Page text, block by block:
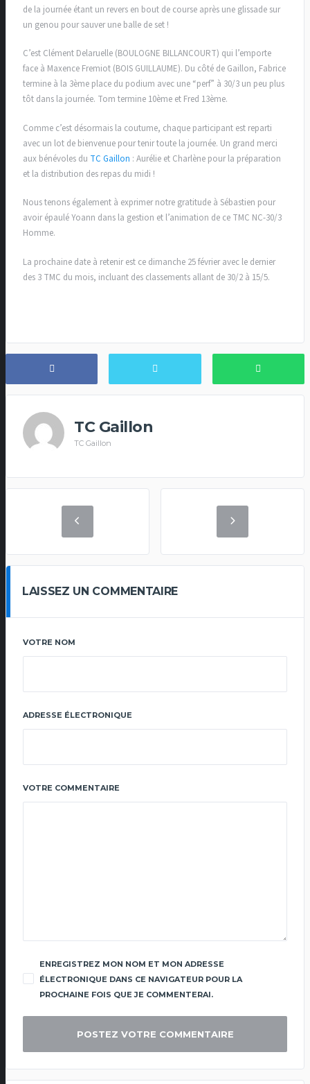
de la journée étant un revers en bout de course après une glissade sur
un genou pour sauver une balle de set !
C’est Clément Delaruelle (BOULOGNE BILLANCOURT) qui l’emporte
face à Maxence Fremiot (BOIS GUILLAUME). Du côté de Gaillon, Fabrice
termine à la 3ème place du podium avec une “perf” à 30/3 un peu plus
tôt dans la journée. Tom termine 10ème et Fred 13ème.
Comme c’est désormais la coutume, chaque participant est reparti
avec un lot de bienvenue pour tenir toute la journée. Un grand merci
aux bénévoles du TC Gaillon : Aurélie et Charlène pour la préparation
et la distribution des repas du midi !
Nous tenons également à exprimer notre gratitude à Sébastien pour
avoir épaulé Yoann dans la gestion et l’animation de ce TMC NC-30/3
Homme.
La prochaine date à retenir est ce dimanche 25 février avec le dernier
des 3 TMC du mois, incluant des classements allant de 30/2 à 15/5.
TC Gaillon
TC Gaillon
LAISSEZ UN COMMENTAIRE
VOTRE NOM
ADRESSE ÉLECTRONIQUE
VOTRE COMMENTAIRE
ENREGISTREZ MON NOM ET MON ADRESSE
ÉLECTRONIQUE DANS CE NAVIGATEUR POUR LA
PROCHAINE FOIS QUE JE COMMENTERAI.